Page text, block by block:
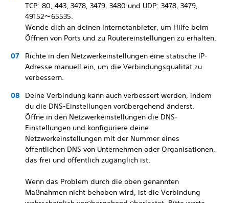
TCP: 80, 443, 3478, 3479, 3480 und UDP: 3478, 3479,
49152～65535.
Wende dich an deinen Internetanbieter, um Hilfe beim
Öffnen von Ports und zu Routereinstellungen zu erhalten.
Richte in den Netzwerkeinstellungen eine statische IP-
Adresse manuell ein, um die Verbindungsqualität zu
verbessern.
Deine Verbindung kann auch verbessert werden, indem
du die DNS-Einstellungen vorübergehend änderst.
Öffne in den Netzwerkeinstellungen die DNS-
Einstellungen und konfiguriere deine
Netzwerkeinstellungen mit der Nummer eines
öffentlichen DNS von Unternehmen oder Organisationen,
das frei und öffentlich zugänglich ist.
Wenn das Problem durch die oben genannten
Maßnahmen nicht behoben wird, ist die Verbindung